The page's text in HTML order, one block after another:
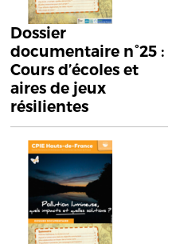
Dossier
documentaire n°25 :
Cours d’écoles et
aires de jeux
résilientes